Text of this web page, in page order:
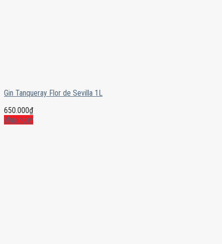
Gin Tanqueray Flor de Sevilla 1L
650.000₫
Mua ngay